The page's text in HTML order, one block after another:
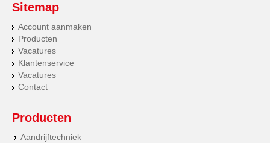
Sitemap
Account aanmaken
Producten
Vacatures
Klantenservice
Vacatures
Contact
Producten
Aandrijftechniek